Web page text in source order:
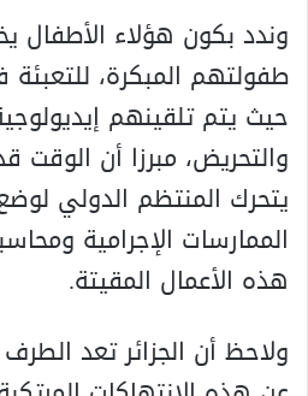
وندد بكون هؤلاء الأطفال
طفولتهم المبكرة،
حيث يتم تلقينهم
والتحريض، مبرزا أن
يتحرك المنتظم الدولي
الممارسات الإجرامية
هذه الأعمال المقيتة.
ولاحظ أن الجزائر تعد